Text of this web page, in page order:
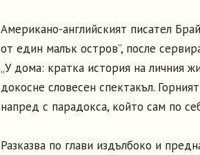
Американо-английският писател
от един малък остров”, после
„У дома: кратка история на личния
докосне словесен спектакъл.
напред с парадокса, който сам по
Разказва по глави издълбоко и